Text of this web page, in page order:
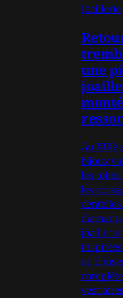
Joaillerie
une
Au XIXe
bijoux
les
les
ou